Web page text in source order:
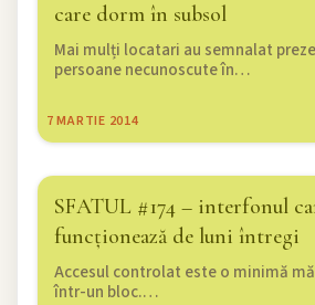
care dorm în subsol
7 MARTIE 2014
Mai mulți locatari au semnalat
persoane necunoscute în…
SFATUL #174 – interfonul
funcționează de luni întregi
Accesul controlat este o minimă
într-un bloc.…